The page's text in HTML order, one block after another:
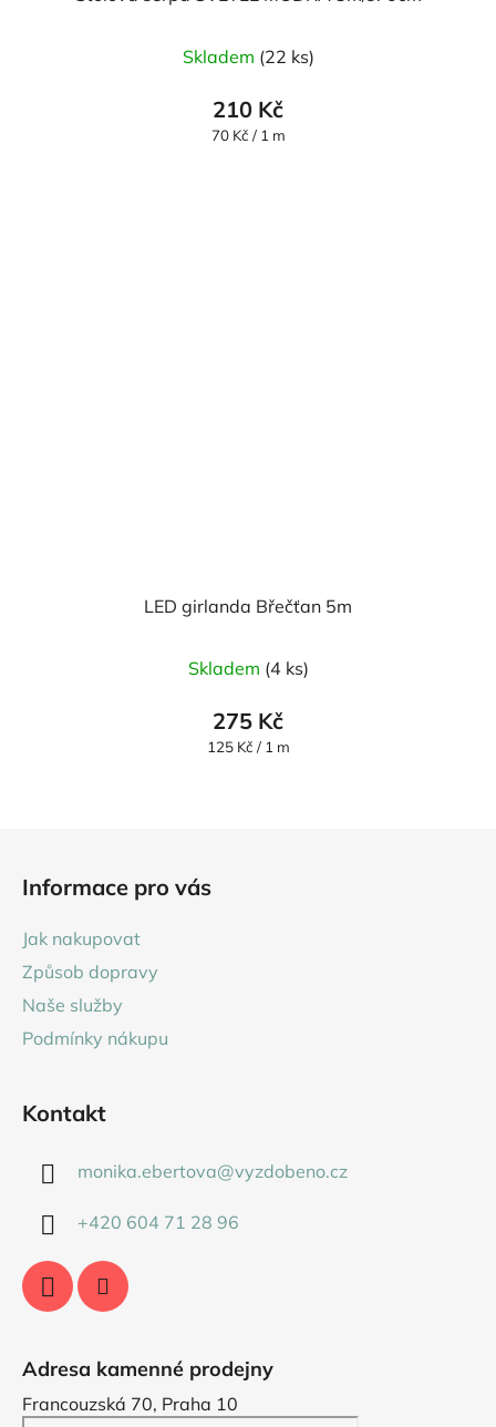
hodnocení
produktu
je
Skladem (22 ks)
210 Kč
Měrná
70 Kč / 1 m
LED girlanda Břečťan 5m
Skladem (4 ks)
275 Kč
Měrná
125 Kč / 1 m
Informace pro vás
Jak nakupovat
Způsob dopravy
Naše služby
Podmínky nákupu
Kontakt
monika.ebertova@vyzdobeno.cz
+420 604 71 28 96
Adresa kamenné prodejny
Francouzská 70, Praha 10